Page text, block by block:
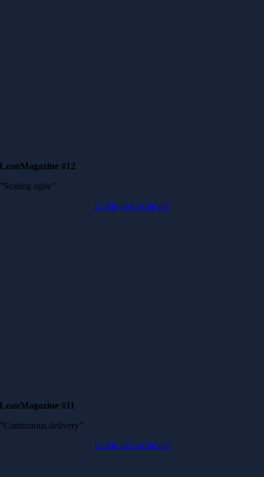
LeanMagazine #12
”Scaling agile”
Ladda nerLadda ner
LeanMagazine #11
”Continuous delivery”
Ladda nerLadda ner